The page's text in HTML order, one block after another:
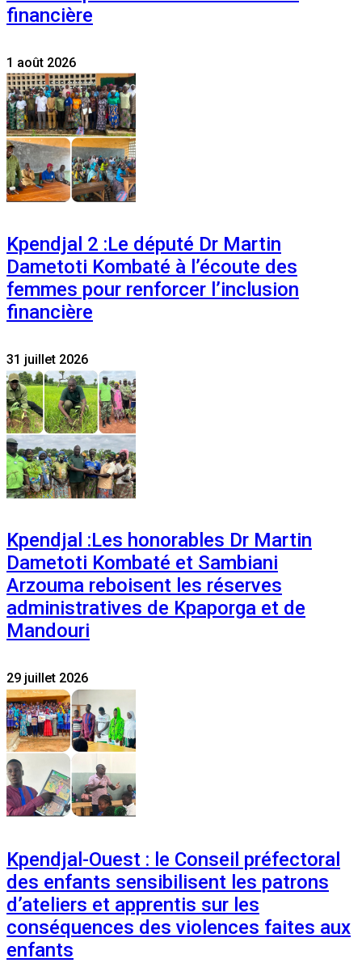
financière
1 août 2026
Kpendjal 2 :Le député Dr Martin
Dametoti Kombaté à l’écoute des
femmes pour renforcer l’inclusion
financière
31 juillet 2026
Kpendjal :Les honorables Dr Martin
Dametoti Kombaté et Sambiani
Arzouma reboisent les réserves
administratives de Kpaporga et de
Mandouri
29 juillet 2026
Kpendjal-Ouest : le Conseil préfectoral
des enfants sensibilisent les patrons
d’ateliers et apprentis sur les
conséquences des violences faites aux
enfants